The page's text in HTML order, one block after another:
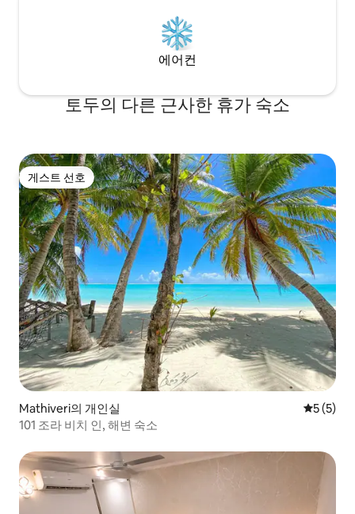
에어컨
토두의 다른 근사한 휴가 숙소
게스트 선호
게스트 선호
Mathiveri의 개인실 평점 5점
5 (5)
101 조라 비치 인, 해변 숙소